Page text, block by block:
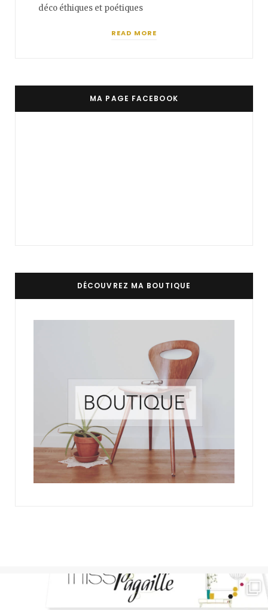
déco éthiques et poétiques
READ MORE
MA PAGE FACEBOOK
DÉCOUVREZ MA BOUTIQUE